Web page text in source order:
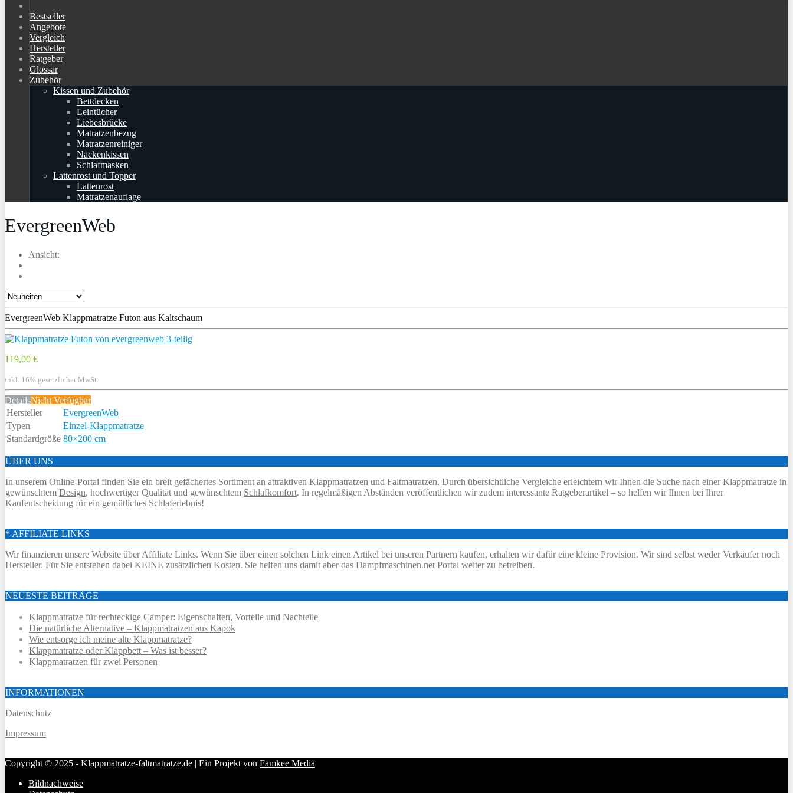
Bestseller
Angebote
Vergleich
Hersteller
Ratgeber
Glossar
Zubehör
Kissen und Zubehör
Bettdecken
Leintücher
Liebesbrücke
Matratzenbezug
Matratzenreiniger
Nackenkissen
Schlafmasken
Lattenrost und Topper
Lattenrost
Matratzenauflage
EvergreenWeb
Ansicht:
EvergreenWeb Klappmatratze Futon aus Kaltschaum
119,00 €
inkl. 16% gesetzlicher MwSt.
DetailsNicht Verfügbar
Hersteller
EvergreenWeb
Typen
Einzel-Klappmatratze
Standardgröße 80×200 cm
ÜBER UNS
In unserem Online-Portal finden Sie ein breit gefächertes Sortiment an attraktiven Klappmatratzen und Faltmatratzen. Durch übersichtliche Vergleiche erleichtern wir Ihnen die Suche nach einer Klappmatratze in
gewünschtem Design, hochwertiger Qualität und gewünschtem Schlafkomfort. In regelmäßigen Abständen veröffentlichen wir zudem interessante Ratgeberartikel – so helfen wir Ihnen bei Ihrer
Kaufentscheidung für ein gemütliches Schlaferlebnis!
* AFFILIATE LINKS
Wir finanzieren unsere Website über Affiliate Links. Wenn Sie über einen solchen Link einen Artikel bei unseren Partnern kaufen, erhalten wir dafür eine kleine Provision. Wir sind selbst weder Verkäufer noch
Hersteller. Für Sie entstehen dabei KEINE zusätzlichen Kosten. Sie helfen uns damit aber das Dampfmaschinen.net Portal weiter zu betreiben.
NEUESTE BEITRÄGE
Klappmatratze für rechteckige Camper: Eigenschaften, Vorteile und Nachteile
Die natürliche Alternative – Klappmatratzen aus Kapok
Wie entsorge ich meine alte Klappmatratze?
Klappmatratze oder Klappbett – Was ist besser?
Klappmatratzen für zwei Personen
INFORMATIONEN
Datenschutz
Impressum
Copyright © 2025 - Klappmatratze-faltmatratze.de | Ein Projekt von Famkee Media
Bildnachweise